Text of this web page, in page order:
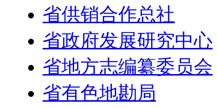
省供销合作总社
省政府发展研究中心
省地方志编纂委员会
省有色地勘局